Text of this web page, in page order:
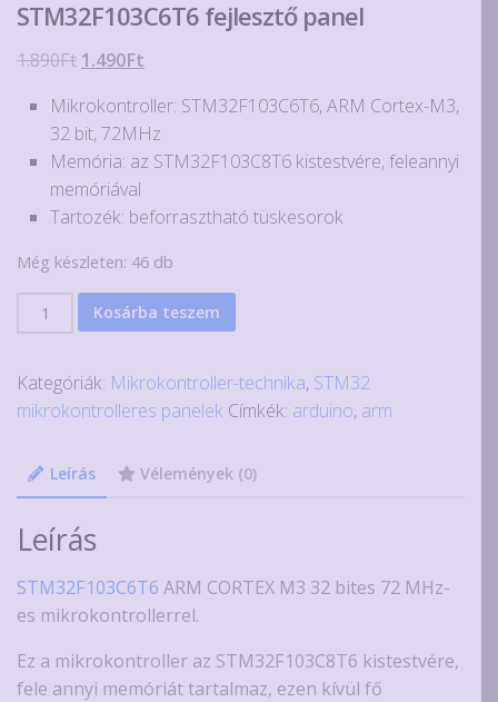
STM32F103C6T6 fejlesztő panel
1.890Ft Original
was:
1.890Ft.
1.490Ft
is:
1.490Ft.
Mikrokontroller: STM32F103C6T6, ARM Cortex-M3,
32 bit, 72MHz
Memória: az STM32F103C8T6 kistestvére, feleannyi
memóriával
Tartozék: beforrasztható tüskesorok
Még készleten: 46 db
STM32F103C6T6
fejlesztő
mennyiség
Kosárba teszem
Kategóriák: Mikrokontroller-technika, STM32
mikrokontrolleres panelek Címkék: arduino, arm
Leírás Vélemények (0)
Leírás
STM32F103C6T6 ARM CORTEX M3 32 bites 72 MHz-
es mikrokontrollerrel.
Ez a mikrokontroller az STM32F103C8T6 kistestvére,
fele annyi memóriát tartalmaz, ezen kívül fő